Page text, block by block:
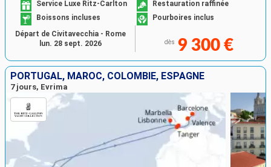
Service Luxe Ritz-Carlton
Restauration raffinée
Boissons incluses
Pourboires inclus
dès 9 300 €
Départ de Civitavecchia - Rome
lun. 28 sept. 2026
PORTUGAL, MAROC, COLOMBIE, ESPAGNE
7 jours, Evrima